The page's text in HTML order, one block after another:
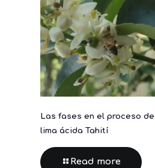
Las fases en el proceso
lima ácida Tahití
Read more